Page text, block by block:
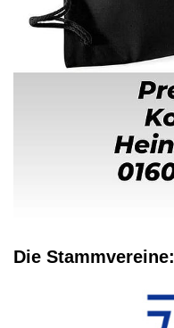
Die Stammvereine: